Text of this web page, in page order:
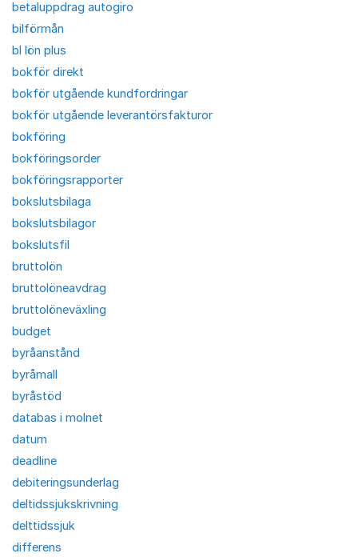
betaluppdrag autogiro
bilförmån
bl lön plus
bokför direkt
bokför utgående kundfordringar
bokför utgående leverantörsfakturor
bokföring
bokföringsorder
bokföringsrapporter
bokslutsbilaga
bokslutsbilagor
bokslutsfil
bruttolön
bruttolöneavdrag
bruttolöneväxling
budget
byråanstånd
byråmall
byråstöd
databas i molnet
datum
deadline
debiteringsunderlag
deltidssjukskrivning
delttidssjuk
differens